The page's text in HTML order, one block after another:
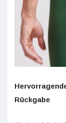
Rückgabe